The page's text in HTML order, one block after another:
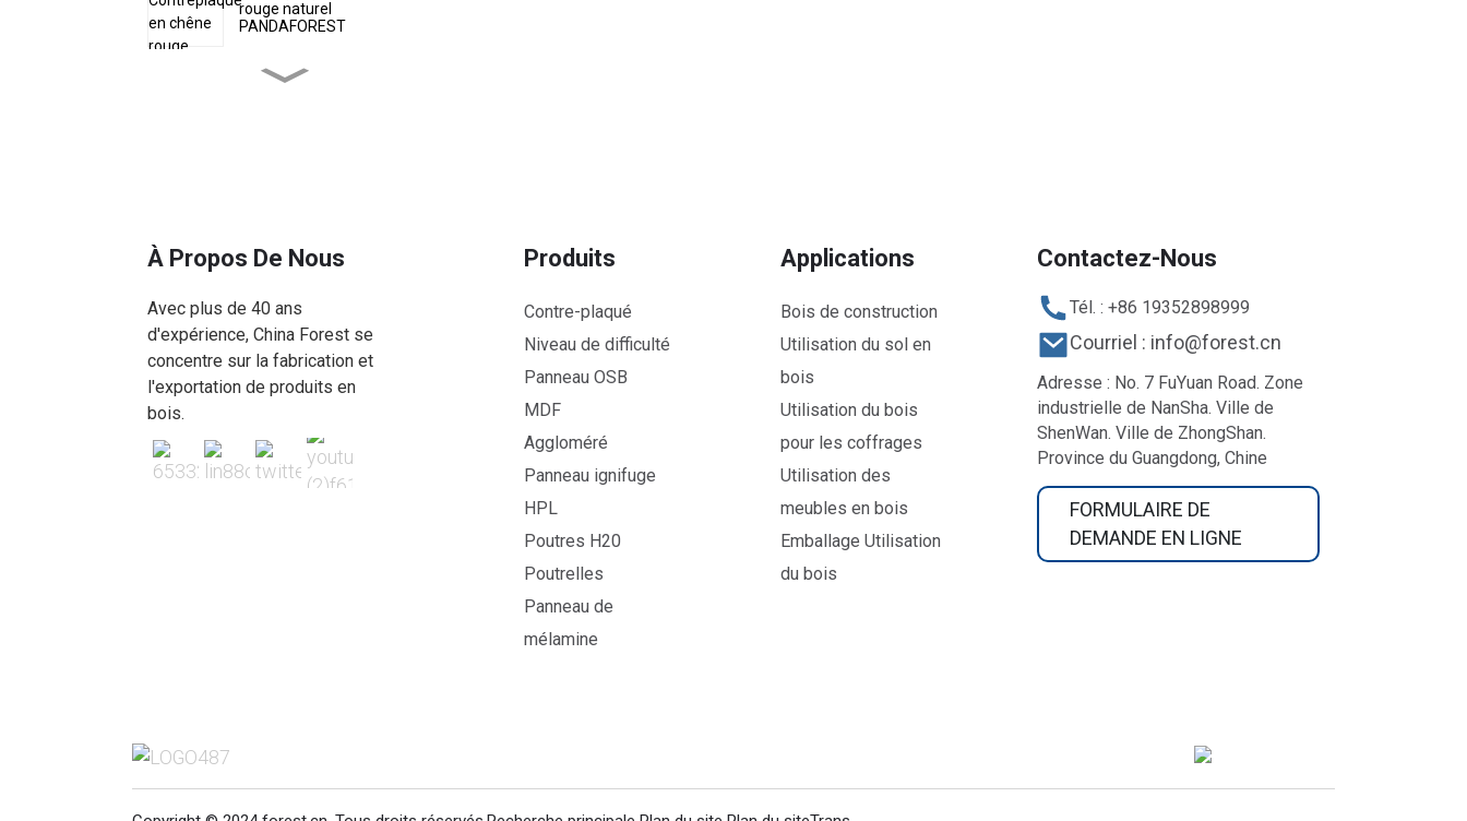
rouge naturel
PANDAFOREST
Contreplaqué filmé
bouleau
Contreplaqué Sapele |
Panneau de contreplaqué
en placage Sapele
À Propos De Nous
Avec plus de 40 ans
d'expérience, China Forest se
concentre sur la fabrication et
l'exportation de produits en
bois.
Produits
Contre-plaqué
Niveau de difficulté
Panneau OSB
MDF
Aggloméré
Panneau ignifuge
HPL
Poutres H20
Poutrelles
Panneau de
mélamine
Applications
Bois de construction
Utilisation du sol en
bois
Utilisation du bois
pour les coffrages
Utilisation des
meubles en bois
Emballage Utilisation
du bois
Contactez-Nous
Tél. : +86 19352898999
Courriel : info@forest.cn
Adresse : No. 7 FuYuan Road. Zone
industrielle de NanSha. Ville de
ShenWan. Ville de ZhongShan.
Province du Guangdong, Chine
FORMULAIRE DE
DEMANDE EN LIGNE